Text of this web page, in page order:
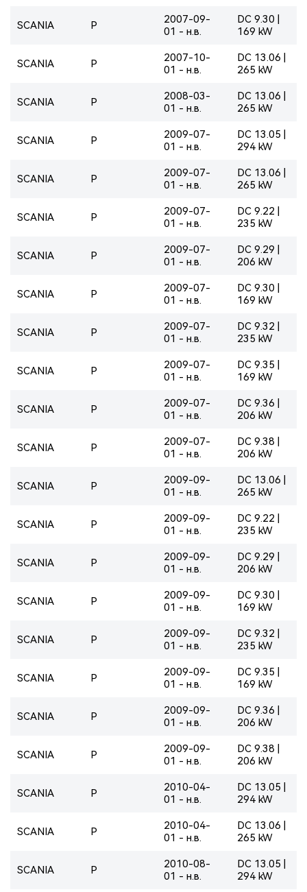
SCANIA P
2007-09-
01 - н.в.
DC 9.30 |
169 kW
SCANIA P
2007-10-
01 - н.в.
DC 13.06 |
265 kW
SCANIA P
2008-03-
01 - н.в.
DC 13.06 |
265 kW
SCANIA P
2009-07-
01 - н.в.
DC 13.05 |
294 kW
SCANIA P
2009-07-
01 - н.в.
DC 13.06 |
265 kW
SCANIA P
2009-07-
01 - н.в.
DC 9.22 |
235 kW
SCANIA P
2009-07-
01 - н.в.
DC 9.29 |
206 kW
SCANIA P
2009-07-
01 - н.в.
DC 9.30 |
169 kW
SCANIA P
2009-07-
01 - н.в.
DC 9.32 |
235 kW
SCANIA P
2009-07-
01 - н.в.
DC 9.35 |
169 kW
SCANIA P
2009-07-
01 - н.в.
DC 9.36 |
206 kW
SCANIA P
2009-07-
01 - н.в.
DC 9.38 |
206 kW
SCANIA P
2009-09-
01 - н.в.
DC 13.06 |
265 kW
SCANIA P
2009-09-
01 - н.в.
DC 9.22 |
235 kW
SCANIA P
2009-09-
01 - н.в.
DC 9.29 |
206 kW
SCANIA P
2009-09-
01 - н.в.
DC 9.30 |
169 kW
SCANIA P
2009-09-
01 - н.в.
DC 9.32 |
235 kW
SCANIA P
2009-09-
01 - н.в.
DC 9.35 |
169 kW
SCANIA P
2009-09-
01 - н.в.
DC 9.36 |
206 kW
SCANIA P
2009-09-
01 - н.в.
DC 9.38 |
206 kW
SCANIA P
2010-04-
01 - н.в.
DC 13.05 |
294 kW
SCANIA P
2010-04-
01 - н.в.
DC 13.06 |
265 kW
SCANIA P
2010-08-
01 - н.в.
DC 13.05 |
294 kW